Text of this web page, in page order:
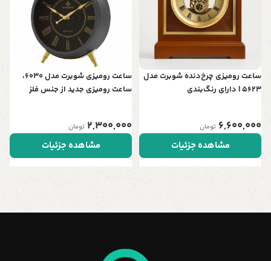
ساعت رومیزی چرخ‌دنده شوبرت مدل
5623 | دارای رنگ‌بندی
6,600,000 تومان
مشاهده جزئیات
ساعت رومیزی شوبرت مدل 6030،
ساعت رومیزی جدید از جنس فلز
2,300,000 تومان
مشاهده جزئیات